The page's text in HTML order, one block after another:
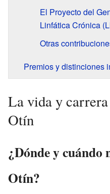
El Proyecto del
Linfática Crónica
Otras
Premios y distinciones
La vida y
Otín
¿Dónde y cuándo
Otín?